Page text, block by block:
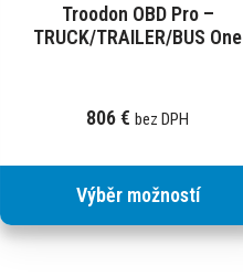
Troodon OBD Pro –
TRUCK/TRAILER/BUS One
806€ bez DPH
Výběr možností